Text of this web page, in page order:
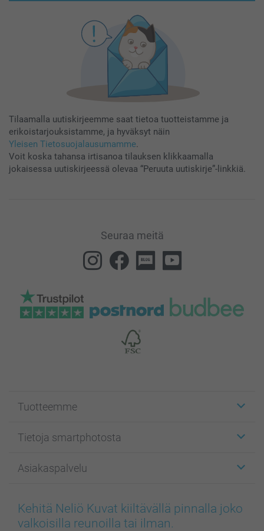
Tilaamalla uutiskirjeemme saat tietoa tuotteistamme ja
erikoistarjouksistamme, ja hyväksyt näin
Yleisen Tietosuojalausumamme.
Voit koska tahansa irtisanoa tilauksen klikkaamalla
jokaisessa uutiskirjeessä olevaa “Peruuta uutiskirje”-linkkiä.
Seuraa meitä
Tuotteemme
Kuvakortit
Kuvakirjat
Valokuvat, Julisteet & Taskukirjat
Kännykkä & Tabletti
Tietoja smartphotosta
Affiliate ohjelma
Evästekäytäntö
Sivukartta
Asiakaspalvelu
100% tyytyväisyystakuu
smartbonus
Kehitä Neliö Kuvat kiiltävällä pinnalla joko
valkoisilla reunoilla tai ilman.